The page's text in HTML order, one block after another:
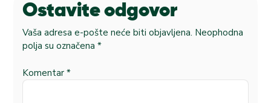
Ostavite odgovor
Vaša adresa e-pošte neće biti objavljena. Neophodna
polja su označena *
Komentar *